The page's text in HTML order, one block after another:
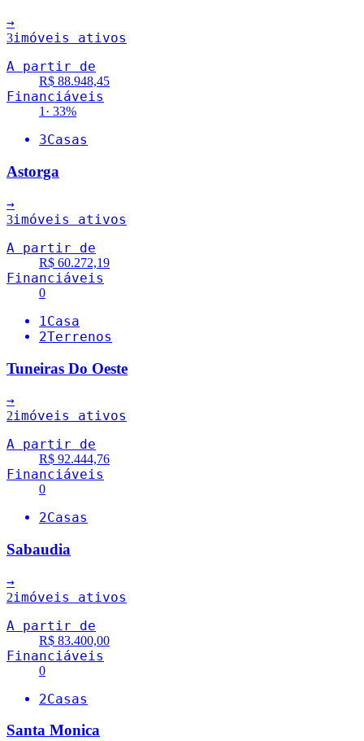
→
3imóveis ativos
A partir de
R$ 88.948,45
Financiáveis
1 · 33%
3Casas
Astorga
→
3imóveis ativos
A partir de
R$ 60.272,19
Financiáveis
0
1Casa
2Terrenos
Tuneiras Do Oeste
→
2imóveis ativos
A partir de
R$ 92.444,76
Financiáveis
0
2Casas
Sabaudia
→
2imóveis ativos
A partir de
R$ 83.400,00
Financiáveis
0
2Casas
Santa Monica